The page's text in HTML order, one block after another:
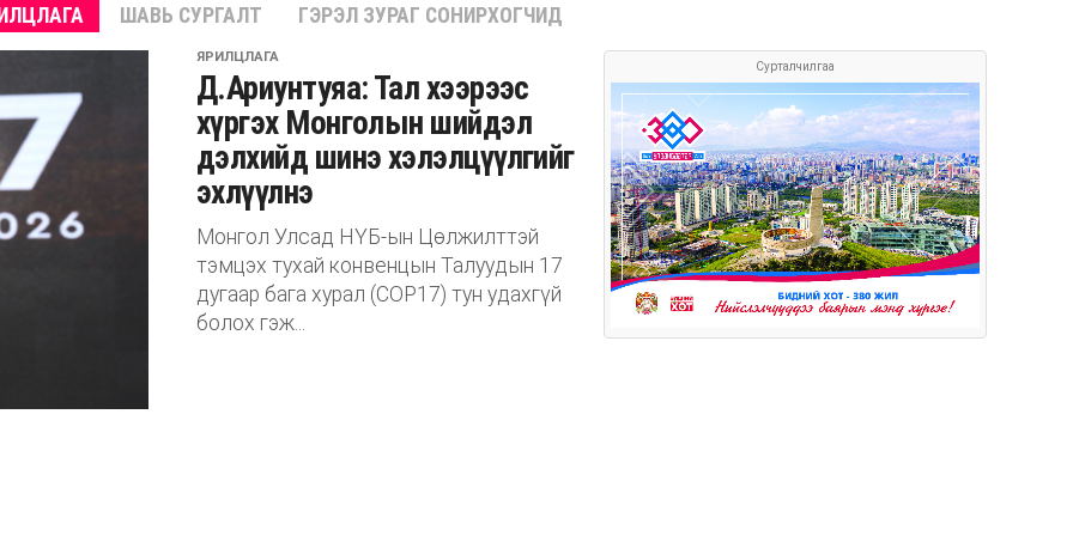
ШАВЬ СУРГАЛТ ГЭРЭЛ ЗУРАГ СОНИРХОГЧИД
ЯРИЛЦЛАГА
Д.Ариунтуяа: Тал хээрээс
хүргэх Монголын шийдэл
дэлхийд шинэ хэлэлцүүлгийг
эхлүүлнэ
Монгол Улсад НҮБ-ын Цөлжилттэй
тэмцэх тухай конвенцын Талуудын 17
дугаар бага хурал (COP17) тун удахгүй
болох гэж...
Сурталчилгаа